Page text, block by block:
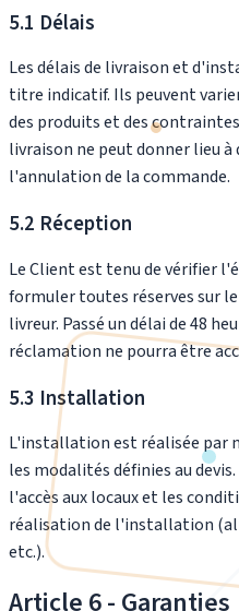
5.1 Délais
Les délais de livraison et
titre indicatif. Ils peuvent
des produits et des
livraison ne peut donner lieu
l'annulation de la commande.
5.2 Réception
Le Client est tenu de vérifier
formuler toutes réserves sur
livreur. Passé un délai de 48
réclamation ne pourra être
5.3 Installation
L'installation est réalisée par
les modalités définies au
l'accès aux locaux et les
réalisation de l'installation
etc.).
Article 6 - Garanties